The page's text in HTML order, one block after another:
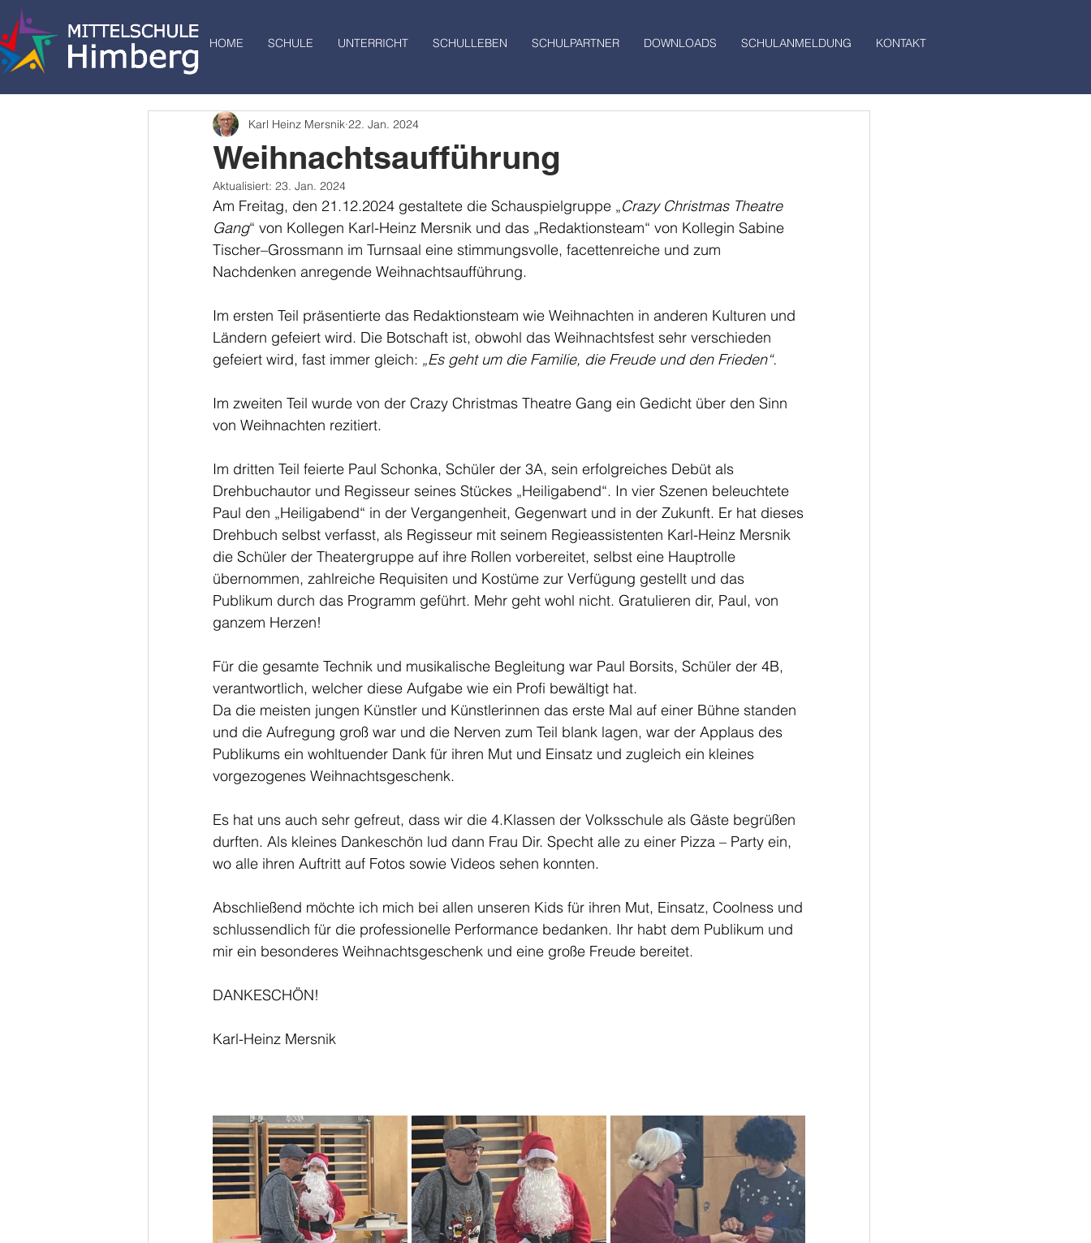
HOME SCHULE UNTERRICHT SCHULLEBEN SCHULPARTNER DOWNLOADS SCHULANMELDUNG KONTAKT
Weihnachtsaufführung
Karl Heinz Mersnik 22. Jan. 2024
Aktualisiert: 23. Jan. 2024
Am Freitag, den 21.12.2024 gestaltete die Schauspielgruppe „Crazy Christmas Theatre
Gang“ von Kollegen Karl-Heinz Mersnik und das „Redaktionsteam“ von Kollegin Sabine
Tischer–Grossmann im Turnsaal eine stimmungsvolle, facettenreiche und zum
Nachdenken anregende Weihnachtsaufführung.
Im ersten Teil präsentierte das Redaktionsteam wie Weihnachten in anderen Kulturen und
Ländern gefeiert wird. Die Botschaft ist, obwohl das Weihnachtsfest sehr verschieden
gefeiert wird, fast immer gleich: „Es geht um die Familie, die Freude und den Frieden“.
Im zweiten Teil wurde von der Crazy Christmas Theatre Gang ein Gedicht über den Sinn
von Weihnachten rezitiert.
Im dritten Teil feierte Paul Schonka, Schüler der 3A, sein erfolgreiches Debüt als
Drehbuchautor und Regisseur seines Stückes „Heiligabend“. In vier Szenen beleuchtete
Paul den „Heiligabend“ in der Vergangenheit, Gegenwart und in der Zukunft. Er hat dieses
Drehbuch selbst verfasst, als Regisseur mit seinem Regieassistenten Karl-Heinz Mersnik
die Schüler der Theatergruppe auf ihre Rollen vorbereitet, selbst eine Hauptrolle
übernommen, zahlreiche Requisiten und Kostüme zur Verfügung gestellt und das
Publikum durch das Programm geführt. Mehr geht wohl nicht. Gratulieren dir, Paul, von
ganzem Herzen!
Für die gesamte Technik und musikalische Begleitung war Paul Borsits, Schüler der 4B,
verantwortlich, welcher diese Aufgabe wie ein Profi bewältigt hat.
Da die meisten jungen Künstler und Künstlerinnen das erste Mal auf einer Bühne standen
und die Aufregung groß war und die Nerven zum Teil blank lagen, war der Applaus des
Publikums ein wohltuender Dank für ihren Mut und Einsatz und zugleich ein kleines
vorgezogenes Weihnachtsgeschenk.
Es hat uns auch sehr gefreut, dass wir die 4.Klassen der Volksschule als Gäste begrüßen
durften. Als kleines Dankeschön lud dann Frau Dir. Specht alle zu einer Pizza – Party ein,
wo alle ihren Auftritt auf Fotos sowie Videos sehen konnten.
Abschließend möchte ich mich bei allen unseren Kids für ihren Mut, Einsatz, Coolness und
schlussendlich für die professionelle Performance bedanken. Ihr habt dem Publikum und
mir ein besonderes Weihnachtsgeschenk und eine große Freude bereitet.
DANKESCHÖN!
Karl-Heinz Mersnik